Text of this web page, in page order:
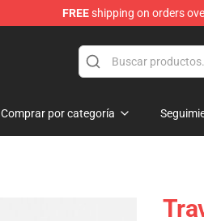
FREEshipping on orders
Comprar por categoría